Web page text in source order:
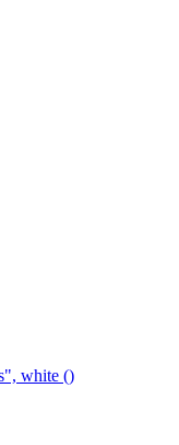
white ()